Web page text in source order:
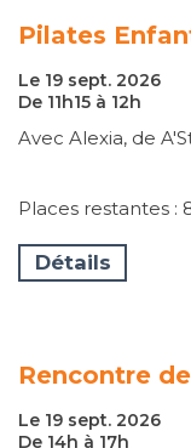
Pilates
Le 19 sept. 2026
De 11h15 à 12h
Avec Alexia, de
Places restantes :
Détails
Rencontre
Le 19 sept. 2026
De 14h à 17h